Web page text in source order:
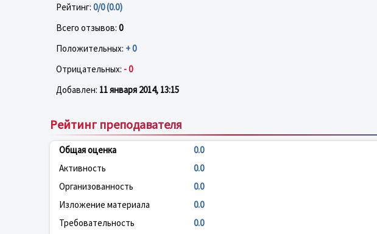
Рейтинг: 0/0 (0.0)
Всего отзывов: 0
Положительных: + 0
Отрицательных: - 0
Добавлен: 11 января 2014, 13:15
Рейтинг преподавателя
Общая оценка 0.0
Активность
0.0
Организованность
0.0
Изложение материала
0.0
Требовательность
0.0